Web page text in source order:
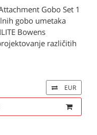
Gobo Set 1
gobo umetaka
Bowens
različitih
EUR